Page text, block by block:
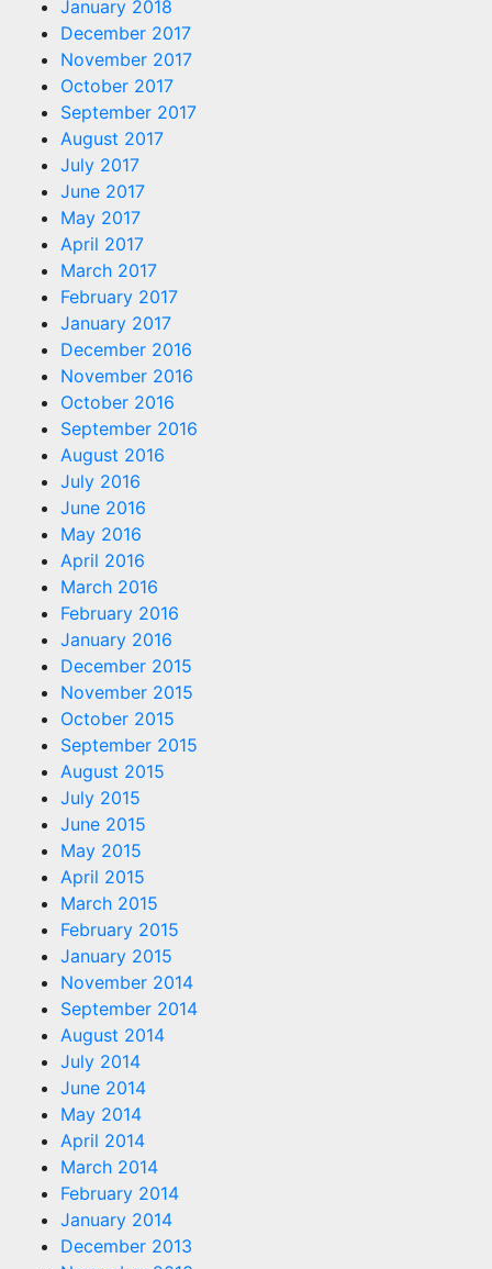
January 2018
December 2017
November 2017
October 2017
September 2017
August 2017
July 2017
June 2017
May 2017
April 2017
March 2017
February 2017
January 2017
December 2016
November 2016
October 2016
September 2016
August 2016
July 2016
June 2016
May 2016
April 2016
March 2016
February 2016
January 2016
December 2015
November 2015
October 2015
September 2015
August 2015
July 2015
June 2015
May 2015
April 2015
March 2015
February 2015
January 2015
November 2014
September 2014
August 2014
July 2014
June 2014
May 2014
April 2014
March 2014
February 2014
January 2014
December 2013